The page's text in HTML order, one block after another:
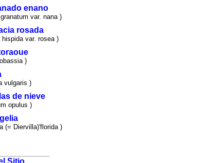
enano
var. nana )
rosada
hispida var. rosea )
)
vulgaris )
de nieve
opulus )
(= Diervilla)'florida )
Sitio